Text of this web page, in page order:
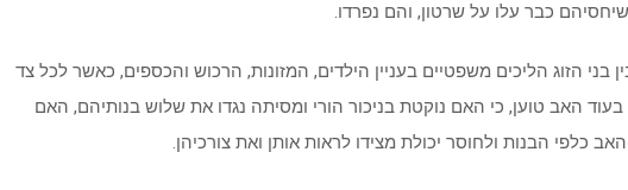
כבר עלו על שרטון, והם נפרדו.
בני הזוג הליכים משפטיים בעניין הילדים, המזונות, הרכוש והכספים, כאשר לכל צד
האב טוען, כי האם נוקטת בניכור הורי ומסיתה נגדו את שלוש בנותיהם, האם
כלפי הבנות ולחוסר יכולת מצידו לראות אותן ואת צורכיהן.